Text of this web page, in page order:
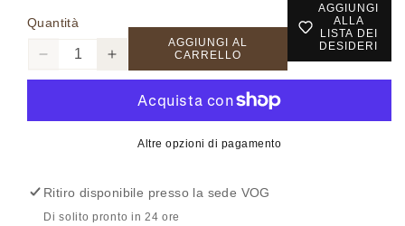
Quantità
Diminuisci
quantità
UTA6407
TAKE
TWO
Aumenta
quantità
UTA6407
TAKE
TWO
AGGIUNGI AL
CARRELLO
AGGIUNGI
ALLA
LISTA DEI
DESIDERI
Altre opzioni di pagamento
Ritiro disponibile presso la sede VOG
Di solito pronto in 24 ore